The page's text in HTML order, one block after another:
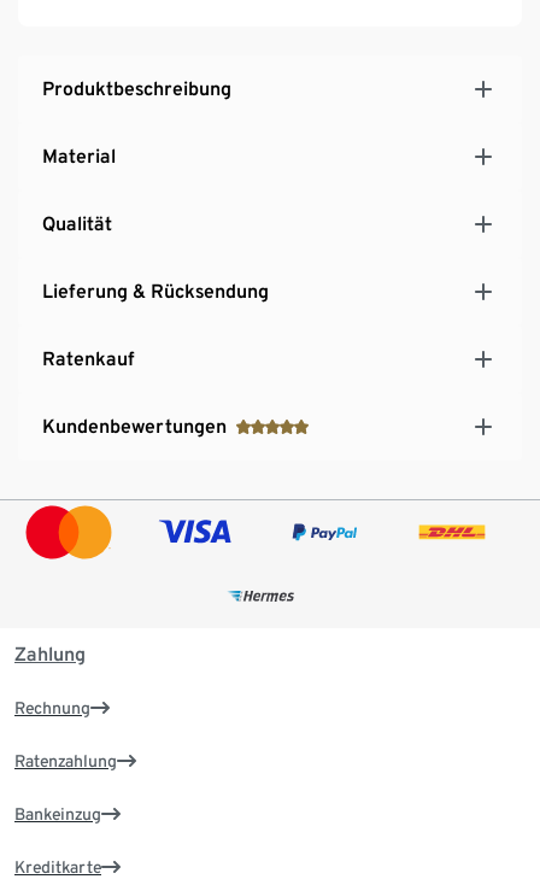
Produktbeschreibung
Material
Qualität
Lieferung & Rücksendung
Ratenkauf
Kundenbewertungen
Zahlung
Rechnung
Ratenzahlung
Bankeinzug
Kreditkarte